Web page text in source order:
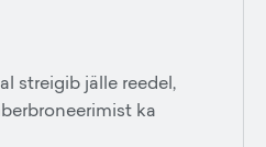
streigib jälle reedel,
ka